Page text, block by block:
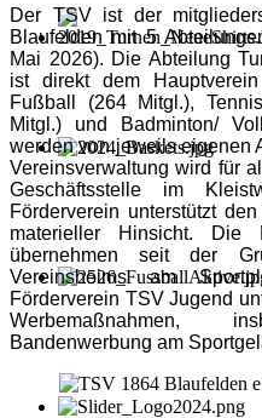
Der TSV ist der
Blaufelden mit 5
Mai 2026). Die Abteilung
ist direkt dem
Fußball (264 Mitgl.),
Mitgl.) und Badminton/
werden von jeweils eigenen
Vereinsverwaltung wird für
Geschäftsstelle im
Förderverein unterstützt
materieller Hinsicht. Die
übernehmen seit der
Vereinsheims am
Förderverein TSV Jugend
Werbemaßnahmen,
Bandenwerbung am